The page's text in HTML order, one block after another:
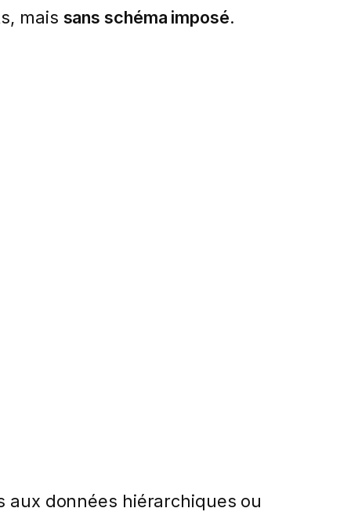
mais sans schéma imposé.
aux données hiérarchiques ou